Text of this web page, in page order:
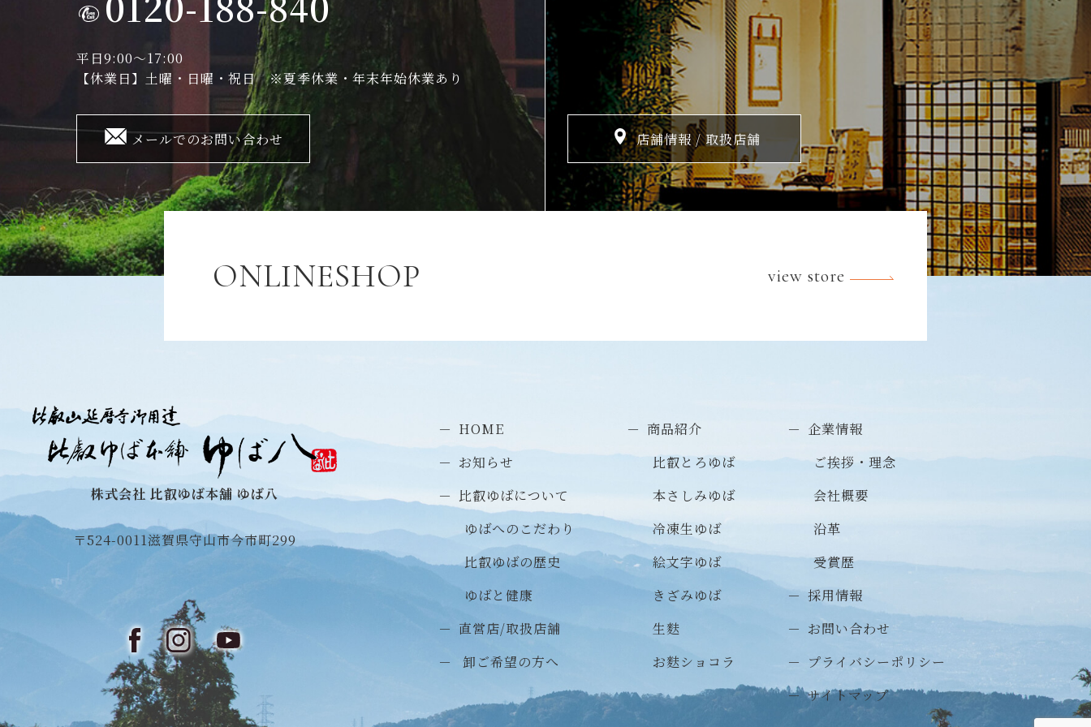
平日9:00～17:00
【休業日】土曜・日曜・祝日 ※夏季休業・年末年始休業あり
メールでのお問い合わせ 店舗情報 / 取扱店舗
ONLINESHOP view store
株式会社 比叡ゆば本舗 ゆば八
〒524-0011滋賀県守山市今市町299
HOME
お知らせ
比叡ゆばについて
ゆばへのこだわり
比叡ゆばの歴史
ゆばと健康
直営店/取扱店舗
卸ご希望の方へ
商品紹介
比叡とろゆば
本さしみゆば
冷凍生ゆば
絵文字ゆば
きざみゆば
生麩
お麩ショコラ
企業情報
ご挨拶・理念
会社概要
沿革
受賞歴
採用情報
お問い合わせ
プライバシーポリシー
サイトマップ